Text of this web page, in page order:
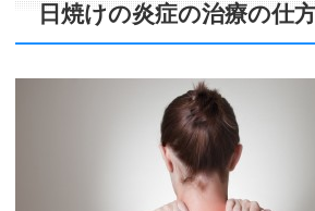
日焼けの炎症の治療の仕